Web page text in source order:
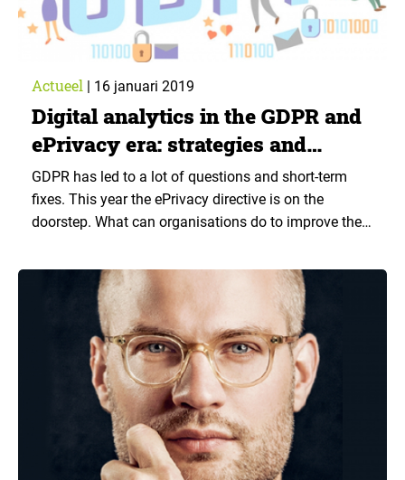
Actueel | 16 januari 2019
Digital analytics in the GDPR and
ePrivacy era: strategies and
tactics
GDPR has led to a lot of questions and short-term
fixes. This year the ePrivacy directive is on the
doorstep. What can organisations do to improve the
digital strategies and tactics can we use?